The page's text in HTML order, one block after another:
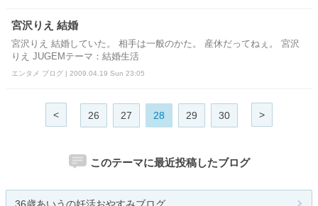
宮沢りえ 結婚
宮沢りえ 結婚していた。 相手は一般のかた。 産休だってねぇ。 宮沢
りえ JUGEMテーマ：結婚生活
エンタメ ブログ | 2009.04.19 Sun 23:05
< 26 27 28 29 30 >
このテーマに最近投稿したブログ